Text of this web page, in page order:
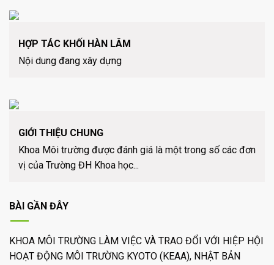
HỢP TÁC KHỐI HÀN LÂM
Nội dung đang xây dựng
GIỚI THIỆU CHUNG
Khoa Môi trường được đánh giá là một trong số các đơn
vị của Trường ĐH Khoa học...
BÀI GẦN ĐÂY
KHOA MÔI TRƯỜNG LÀM VIỆC VÀ TRAO ĐỔI VỚI HIỆP HỘI
HOẠT ĐỘNG MÔI TRƯỜNG KYOTO (KEAA), NHẬT BẢN